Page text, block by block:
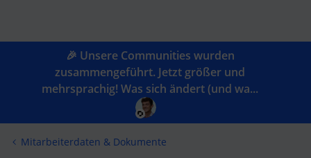
🎉 Unsere Communities wurden
zusammengeführt. Jetzt größer und
mehrsprachig! Was sich ändert (und wa...
Mitarbeiterdaten & Dokumente